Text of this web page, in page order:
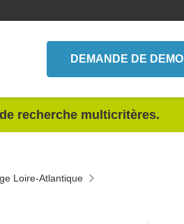
DEMANDE DE DEMO
recherche multicritères.
Loire-Atlantique